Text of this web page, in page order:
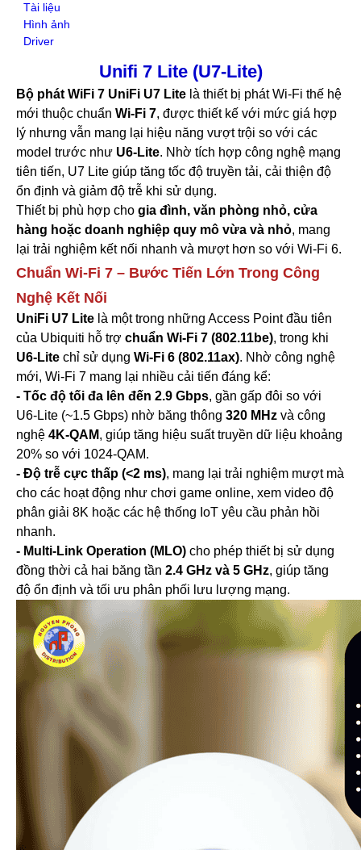
Deceptive-Bytes-vs-Cybereason
Deceptive-Bytes-vs-Cynet
Deceptive-Bytes-vs-Fidelis
Deceptive-Bytes-vs-Halcyon
Deceptive-Bytes-vs-Kaspersky
Deceptive-Bytes-vs-Morphisec
Deceptive-Bytes-vs-Palo-Alto
Deceptive-Bytes-vs-Panda
Camera
EZVIZ
KBVision
IMOU
HIKvision
Đầu Thu KBVison
Đầu Thu IMOU
Đầu Thu HIKvison
Đầu Thu Dahua
COMMSCOPE/AMP
Norden
Cáp mạng HIKvision
KADITA
Thẻ nhớ
Thẻ Nhớ SanDisk
Thẻ Nhớ Hikvision
Thẻ Nhớ KBT
Thẻ Nhớ Ezviz
Thẻ Nhớ Kingston
Thẻ Nhớ IMOU
UniFi
Camera Unifi
Access Point UniFi
Switch UniFi
UniFi Gateway
Tài liệu
Hình ảnh
Driver
Unifi 7 Lite (U7-Lite)
Bộ phát WiFi 7 UniFi U7 Lite là thiết bị phát Wi-Fi thế hệ
mới thuộc chuẩn Wi-Fi 7, được thiết kế với mức giá hợp
lý nhưng vẫn mang lại hiệu năng vượt trội so với các
model trước như U6-Lite. Nhờ tích hợp công nghệ mạng
tiên tiến, U7 Lite giúp tăng tốc độ truyền tải, cải thiện độ
ổn định và giảm độ trễ khi sử dụng.
Thiết bị phù hợp cho gia đình, văn phòng nhỏ, cửa
hàng hoặc doanh nghiệp quy mô vừa và nhỏ, mang
lại trải nghiệm kết nối nhanh và mượt hơn so với Wi-Fi 6.
Chuẩn Wi-Fi 7 – Bước Tiến Lớn Trong Công
Nghệ Kết Nối
UniFi U7 Lite là một trong những Access Point đầu tiên
của Ubiquiti hỗ trợ chuẩn Wi-Fi 7 (802.11be), trong khi
U6-Lite chỉ sử dụng Wi-Fi 6 (802.11ax). Nhờ công nghệ
mới, Wi-Fi 7 mang lại nhiều cải tiến đáng kể:
- Tốc độ tối đa lên đến 2.9 Gbps, gần gấp đôi so với
U6-Lite (~1.5 Gbps) nhờ băng thông 320 MHz và công
nghệ 4K-QAM, giúp tăng hiệu suất truyền dữ liệu khoảng
20% so với 1024-QAM.
- Độ trễ cực thấp (<2 ms), mang lại trải nghiệm mượt mà
cho các hoạt động như chơi game online, xem video độ
phân giải 8K hoặc các hệ thống IoT yêu cầu phản hồi
nhanh.
- Multi-Link Operation (MLO) cho phép thiết bị sử dụng
đồng thời cả hai băng tần 2.4 GHz và 5 GHz, giúp tăng
độ ổn định và tối ưu phân phối lưu lượng mạng.